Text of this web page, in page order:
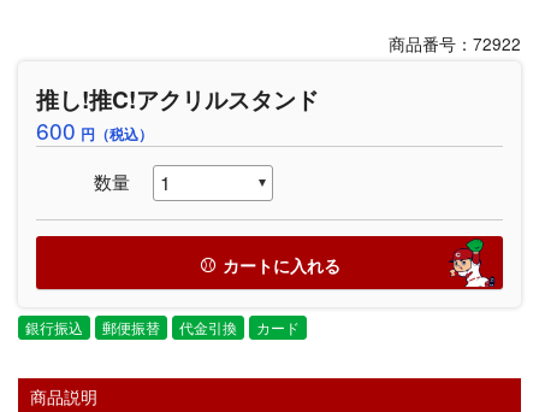
商品番号：72922
推し!推C!アクリルスタンド
600 円（税込）
数量
カートに入れる
銀行振込 郵便振替 代金引換 カード
商品説明